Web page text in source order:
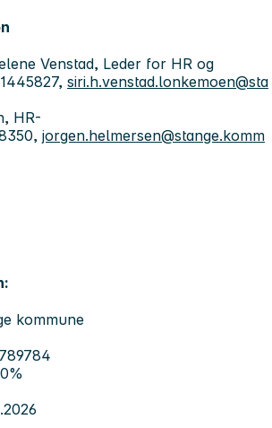
Venstad, Leder for HR og
siri.h.venstad.lonkemoen@sta
HR-
jorgen.helmersen@stange.komm
kommune